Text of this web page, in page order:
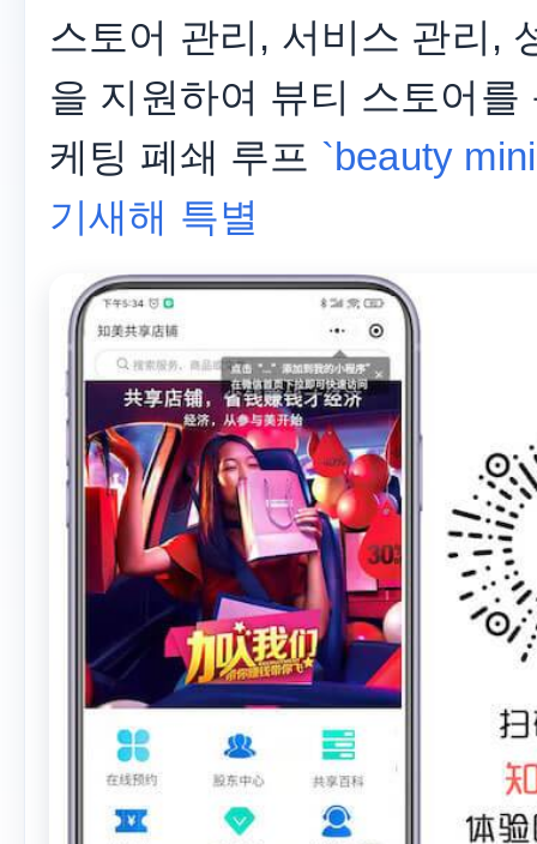
스토어 관리, 서비스 관리,
을 지원하여 뷰티 스토어를
케팅 폐쇄 루프 `beauty
기새해 특별